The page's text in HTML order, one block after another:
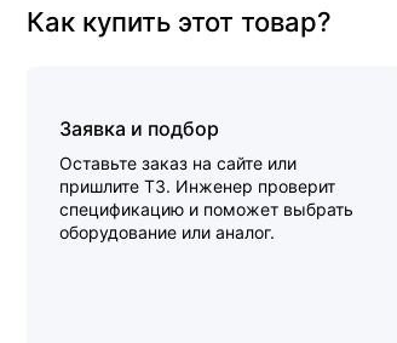
Как купить этот товар?
Заявка и подбор
Оставьте заказ на сайте или
пришлите ТЗ. Инженер проверит
спецификацию и поможет выбрать
оборудование или аналог.